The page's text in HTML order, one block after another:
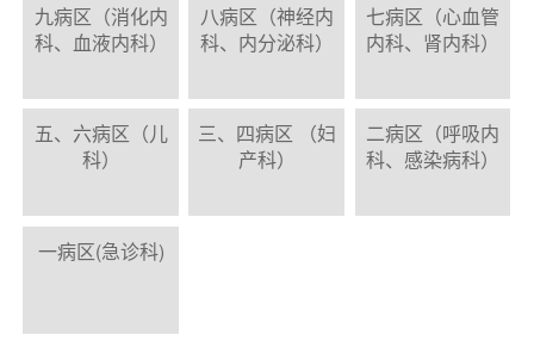
九病区（消化内
科、血液内科）
八病区（神经内
科、内分泌科）
七病区（心血管
内科、肾内科）
五、六病区（儿
科）
三、四病区 （妇
产科）
二病区（呼吸内
科、感染病科）
一病区(急诊科)